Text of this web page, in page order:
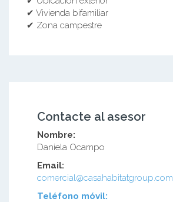
✔ Vivienda bifamiliar
✔ Zona campestre
Contacte al asesor
Nombre:
Daniela Ocampo
Email:
comercial@casahabitatgroup.com
Teléfono móvil: